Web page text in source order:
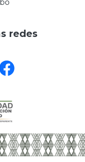
redes